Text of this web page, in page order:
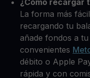
La forma más
recargando tu
añade fondos a
convenientes
débito o Apple
rápida y con